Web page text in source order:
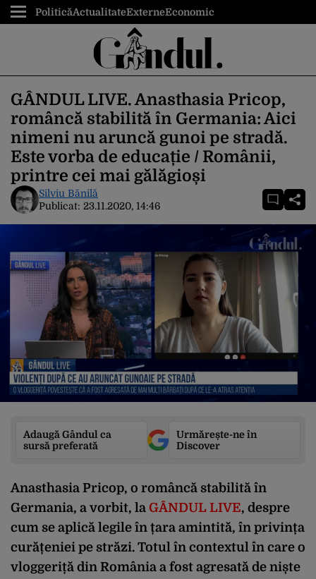
PoliticăActualitateExterneEconomic
GÂNDUL LIVE. Anasthasia Pricop,
româncă stabilită în Germania: Aici
nimeni nu aruncă gunoi pe stradă.
Este vorba de educație / Românii,
printre cei mai gălăgioși
Silviu Bănilă
Publicat: 23.11.2020, 14:46
Adaugă Gândul ca
sursă preferată
Urmărește-ne în
Discover
Anasthasia Pricop, o româncă stabilită în
Germania, a vorbit, la GÂNDUL LIVE, despre
cum se aplică legile în țara amintită, în privința
curățeniei pe străzi. Totul în contextul în care o
vloggeriță din România a fost agresată de niște